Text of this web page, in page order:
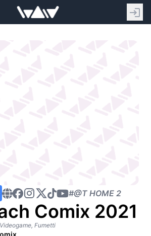
#@T HOME 2
Comix 2021
Videogame, Fumetti